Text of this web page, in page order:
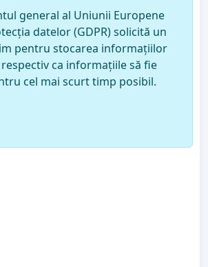
general al Uniunii Europene
datelor (GDPR) solicită un
pentru stocarea informațiilor
ca informațiile să fie
cel mai scurt timp posibil.